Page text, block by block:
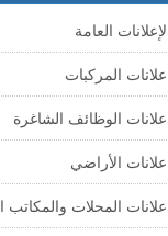
الأخضر » عكا ونهاريا
الأخضر » الجليل
الأخضر » مرج ابن
الأخضر » البطوف
الأخضر » الجولان
الأخضر » الشارون
مكتبية
رياضية
العامة
المركبات
الوظائف الشاغرة
الأراضي
المحلات والمكاتب